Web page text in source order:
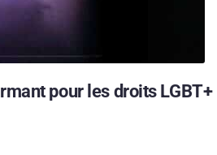
pour les droits LGBT+